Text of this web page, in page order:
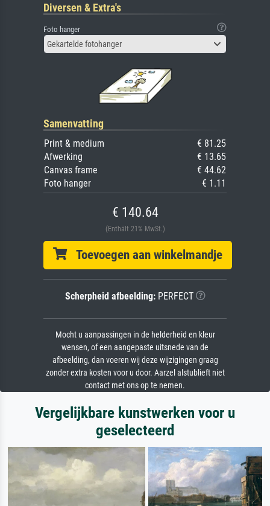
Diversen & Extra's
Foto hanger
Gekartelde fotohanger
Samenvatting
Print & medium
€ 81.25
Afwerking
€ 13.65
Canvas frame
€ 44.62
Foto hanger
€ 1.11
€ 140.64
(Enthält 21% MwSt.)
Toevoegen aan winkelmandje
Scherpheid afbeelding:PERFECT
Mocht u aanpassingen in de helderheid en kleur
wensen, of een aangepaste uitsnede van de
afbeelding, dan voeren wij deze wijzigingen graag
zonder extra kosten voor u door. Aarzel alstublieft niet
contact met ons op te nemen.
Vergelijkbare kunstwerken voor u
geselecteerd